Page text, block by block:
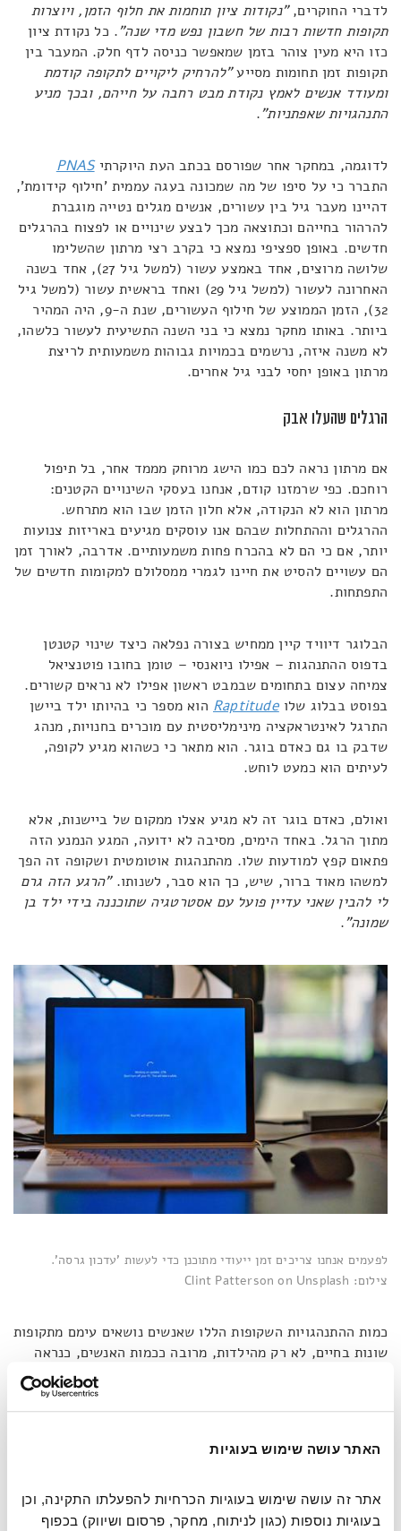
האתר עושה שימוש בעוגיות
לדברי החוקרים,"נקודות ציון תוחמות את חלוף הזמן, ויוצרות
תקופות חדשות רבות של חשבון נפש מדי שנה". כל נקודת ציון
כזו היא מעין צוהר בזמן שמאפשר כניסה לדף חלק. המעבר בין
תקופות זמן תחומות מסייע"להרחיק ליקויים לתקופה קודמת
ומעודד אנשים לאמץ נקודת מבט רחבה על חייהם, ובכך מניע
התנהגויות שאפתניות".
לדוגמה, במחקר אחר שפורסם בכתב העת היוקרתיPNAS
התברר כי על סיפו של מה שמכונה בעגה עממית 'חילוף קידומת',
דהיינו מעבר גיל בין עשורים, אנשים מגלים נטייה מוגברת
להרהור בחייהם וכתוצאה מכך לבצע שינויים או לפצוח בהרגלים
חדשים. באופן ספציפי נמצא כי בקרב רצי מרתון שהשלימו
שלושה מרוצים, אחד באמצע עשור (למשל גיל 27), אחד בשנה
האחרונה לעשור (למשל גיל 29) ואחד בראשית עשור (למשל גיל
32), הזמן הממוצע של חילוף העשורים, שנת ה-9, היה המהיר
ביותר. באותו מחקר נמצא כי בני השנה התשיעית לעשור כלשהו,
לא משנה איזה, נרשמים בכמויות גבוהות משמעותית לריצת
מרתון באופן יחסי לבני גיל אחרים.
הרגלים שהעלו אבק
אם מרתון נראה לכם כמו הישג מרוחק מממד אחר, בל תיפול
רוחכם. כפי שרמזנו קודם, אנחנו בעסקי השינויים הקטנים:
מרתון הוא לא הנקודה, אלא חלון הזמן שבו הוא מתרחש.
ההרגלים וההתחלות שבהם אנו עוסקים מגיעים באריזות צנועות
יותר, אם כי הם לא בהכרח פחות משמעותיים. אדרבה, לאורך זמן
הם עשויים להסיט את חיינו לגמרי ממסלולם למקומות חדשים של
התפתחות.
הבלוגר דיוויד קיין ממחיש בצורה נפלאה כיצד שינוי קטנטן
בדפוס ההתנהגות – אפילו ניואנסי – טומן בחובו פוטנציאל
צמיחה עצום בתחומים שבמבט ראשון אפילו לא נראים קשורים.
בפוסט בבלוג שלוRaptitude הוא מספר כי בהיותו ילד ביישן
התרגל לאינטראקציה מינימליסטית עם מוכרים בחנויות, מנהג
שדבק בו גם כאדם בוגר. הוא מתאר כי כשהוא מגיע לקופה,
לעיתים הוא כמעט לוחש.
ואולם, כאדם בוגר זה לא מגיע אצלו ממקום של ביישנות, אלא
מתוך הרגל. באחד הימים, מסיבה לא ידועה, המגע הנמנע הזה
פתאום קפץ למודעות שלו. מהתנהגות אוטומטית ושקופה זה הפך
למשהו מאוד ברור, שיש, כך הוא סבר, לשנותו."הרגע הזה גרם
לי להבין שאני עדיין פועל עם אסטרטגיה שתוכננה בידי ילד בן
שמונה".
לפעמים אנחנו צריכים זמן ייעודי מתוכנן כדי לעשות 'עדכון גרסה'.
צילום: Clint Patterson on Unsplash
כמות ההתנהגויות השקופות הללו שאנשים נושאים עימם מתקופות
שונות בחיים, לא רק מהילדות, מרובה ככמות האנשים, כנראה
בחזקות. חלקנו עדיין מנסים לרצות את בן הזוג הנוכחי לפי
הצרכים של האקס; חלקנו נמנעים מאירועים חברתיים למרות
שהתנערנו מתקן 'הילד החדש' לפני שנים; חלקנו עדיין אוכלים
בוחרים בגדים כדי לטשטש את מה שהטריד אותנו בגיל
הרגלים שלעומת האתגרים הרציניים יותר בחיים נזנחו ומעולם
לא התפנינו לרענן אותם. זו הסיבה שעבור קיין"השינוי מהדרך